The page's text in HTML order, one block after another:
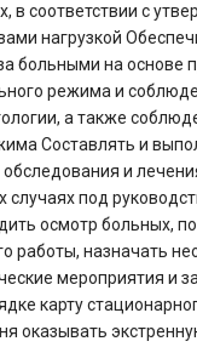
в соответствии с
нагрузкой
больными на основе
режима и
а также
Составлять и
и
случаях под
осмотр больных,
работы, назначать
мероприятия и
карту
оказывать